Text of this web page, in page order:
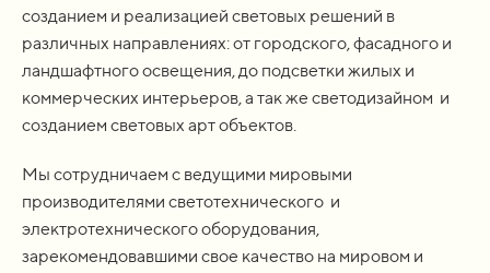
созданием и реализацией световых решений в
различных направлениях: от городского, фасадного и
ландшафтного освещения, до подсветки жилых и
коммерческих интерьеров, а так же светодизайном и
созданием световых арт объектов.
Мы сотрудничаем с ведущими мировыми
производителями светотехнического и
электротехнического оборудования,
зарекомендовавшими свое качество на мировом и